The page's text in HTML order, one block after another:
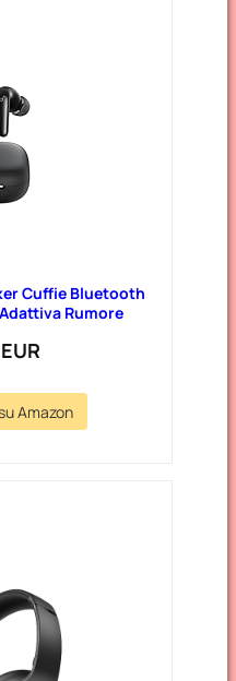
Cuffie Bluetooth
Rumore
Amazon